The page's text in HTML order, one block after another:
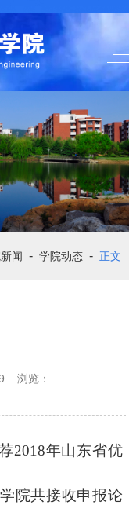
闻 - 学院动态 - 正文
浏览：
2018年山东省优
院共接收申报论